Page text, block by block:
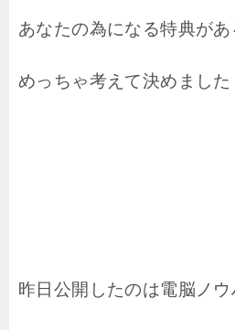
あなたの為になる特典があ
めっちゃ考えて決めました
昨日公開したのは電脳ノ